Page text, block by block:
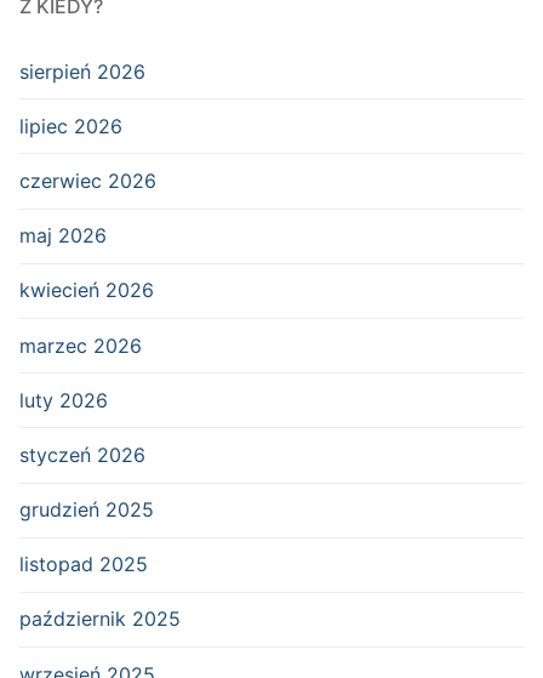
Z KIEDY?
sierpień 2026
lipiec 2026
czerwiec 2026
maj 2026
kwiecień 2026
marzec 2026
luty 2026
styczeń 2026
grudzień 2025
listopad 2025
październik 2025